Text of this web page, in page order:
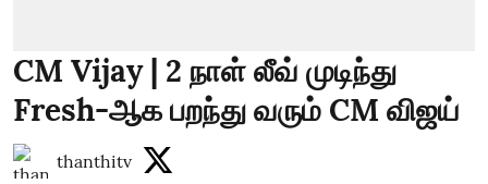
CM Vijay | 2 நாள் லீவ் முடிந்து
Fresh-ஆக பறந்து வரும் CM விஜய்
thanthitv